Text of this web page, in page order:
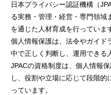
日本プライバシー認証機構（
る実務・管理・経営・専門領域
を通じた人材育成を行っていま
個人情報保護は、法令やガイド
中で正しく判断し、運用できる
JPACの資格制度は、個人情報
し、役割や立場に応じて段階
っています。